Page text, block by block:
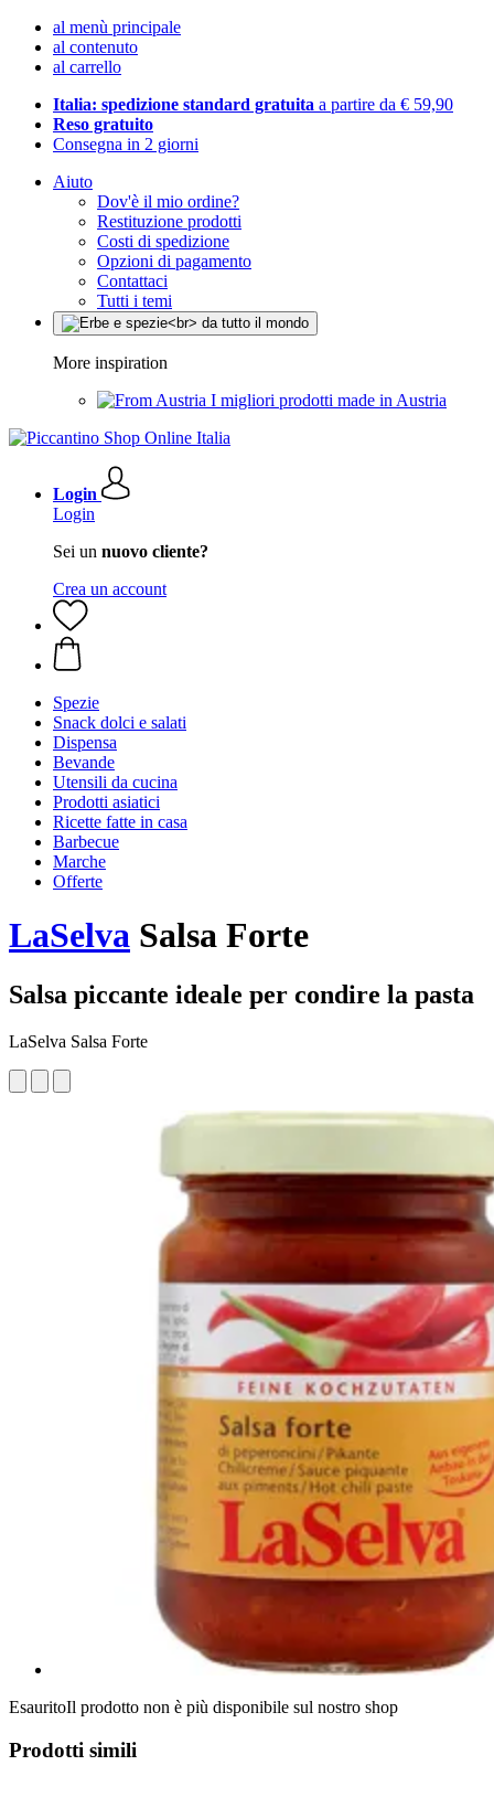
al menù principale
al contenuto
al carrello
Italia: spedizione standard gratuita a partire da € 59,90
Reso gratuito
Consegna in 2 giorni
Aiuto
Dov'è il mio ordine?
Restituzione prodotti
Costi di spedizione
Opzioni di pagamento
Contattaci
Tutti i temi
More inspiration
I migliori prodotti made in Austria
Login
Login
Sei un nuovo cliente?
Crea un account
Spezie
Snack dolci e salati
Dispensa
Bevande
Utensili da cucina
Prodotti asiatici
Ricette fatte in casa
Barbecue
Marche
Offerte
LaSelva Salsa Forte
Salsa piccante ideale per condire la pasta
LaSelva Salsa Forte
EsauritoIl prodotto non è più disponibile sul nostro shop
Prodotti simili